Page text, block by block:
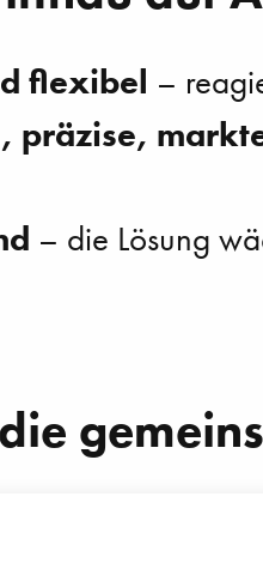
flexibel –
präzise,
– die Lösung